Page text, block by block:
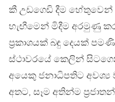
කී උඩගෙඩි දීම හේතුවෙන්
හැඟීමෙන් මිදීම අරමුණු
ප්‍රකාශයක් බඳු දෙයක්
ස්ථාවරයේ කෙලින්
අයෙකු ජනාධිපතිට
අතට, සෑම අතින්ම